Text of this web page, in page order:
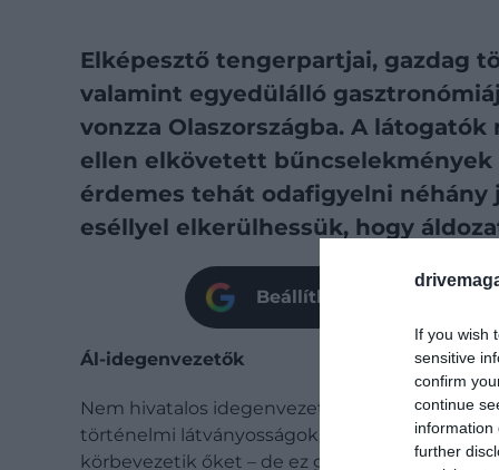
If you wish
sensitive
confirm
continue
information
further
Elképesztő tengerpartjai, gazdag
valamint egyedülálló
vonzza Olaszországba. A
ellen elkövetett
érdemes tehát odafigyelni néhány
eséllyel elkerülhessük, hogy
Beállíthatod oldalunkat
Ál-idegenvezetők
Nem hivatalos idegenvezetők rendszeresen
történelmi látványosságok közelében.
körbevezetik őket – de ez gyakran elmarad.